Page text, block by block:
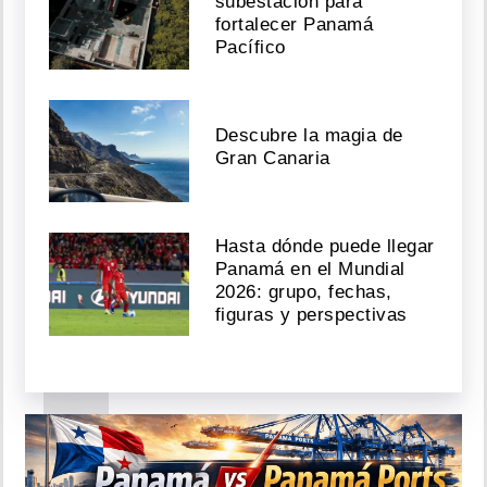
asesinan,
arrojan
a
la
playa,
le
roban
la
bici
y
preso
Agosto
05,
2026
Vendió
su
celular
fortalecer Panamá
Pacífico
Descubre la magia de
Gran Canaria
Hasta dónde puede llegar
Panamá en el Mundial
2026: grupo, fechas,
figuras y perspectivas